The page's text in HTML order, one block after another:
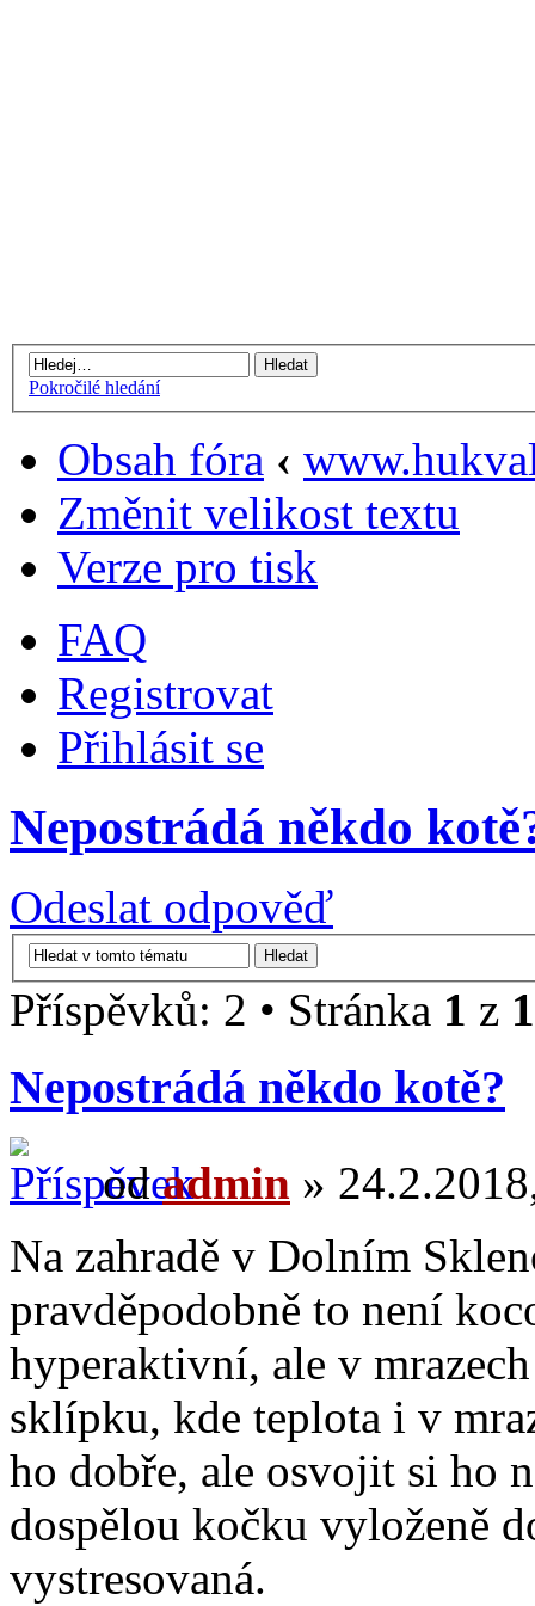
Pokročilé hledání
Obsah fóra ‹
Změnit velikost textu
Verze pro tisk
FAQ
Registrovat
Přihlásit se
Nepostrádá někdo
Odeslat odpověď
Příspěvků: 2 • Stránka 1 z 1
Nepostrádá někdo kotě?
odadmin »
Na zahradě v Dolním
pravděpodobně to není
hyperaktivní, ale v
sklípku, kde teplota i v
ho dobře, ale osvojit si ho
dospělou kočku vyloženě
vystresovaná.